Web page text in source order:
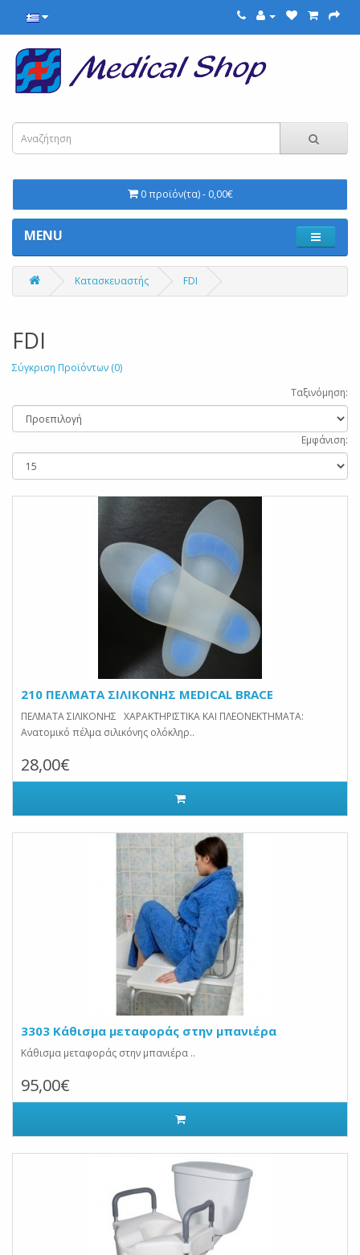
0 προϊόν(τα) - 0,00€
MENU
Κατασκευαστής FDI
FDI
Σύγκριση Προϊόντων (0)
Ταξινόμηση:
Εμφάνιση:
210 ΠΕΛΜΑΤΑ ΣΙΛΙΚΟΝΗΣ MEDICAL BRACE
ΠΕΛΜΑΤΑ ΣΙΛΙΚΟΝΗΣ ΧΑΡΑΚΤΗΡΙΣΤΙΚΑ ΚΑΙ ΠΛΕΟΝΕΚΤΗΜΑΤΑ:
Ανατομικό πέλμα σιλικόνης ολόκληρ..
28,00€
3303 Κάθισμα μεταφοράς στην μπανιέρα
Κάθισμα μεταφοράς στην μπανιέρα ..
95,00€